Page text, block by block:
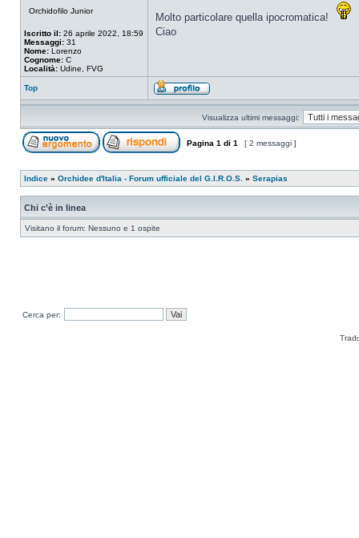
Orchidofilo Junior
Iscritto il: 26 aprile 2022, 18:59
Messaggi: 31
Nome: Lorenzo
Cognome: C
Località: Udine, FVG
Molto particolare quella ipocromatica!
Ciao
Top
Visualizza ultimi messaggi:
Pagina 1 di 1 [ 2 messaggi ]
Indice » Orchidee d'Italia - Forum ufficiale del G.I.R.O.S. » Serapias
Chi c’è in linea
Visitano il forum: Nessuno e 1 ospite
Cerca per: